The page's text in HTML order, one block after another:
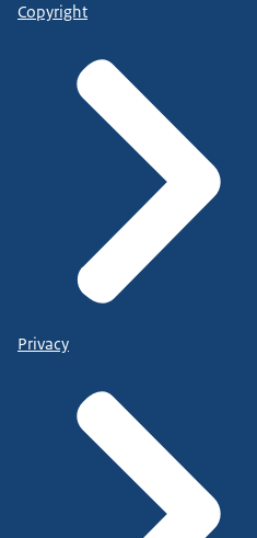
Copyright
Privacy